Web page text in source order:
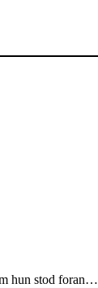
hun stod foran…